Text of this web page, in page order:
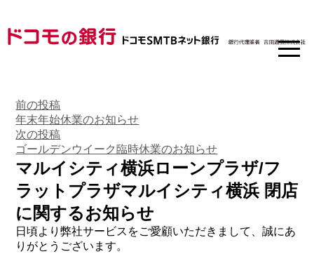
投
稿
ナ
ビ
ゲ
ー
シ
前の投稿前
の
投
稿:
年末年始休業のお知らせ
次の投稿次
の
投
稿:
ゴールデンウイーク臨時休業のお知らせ
マルイシティ横浜ローンプラザ/フ
ラットプラザマルイシティ横浜 閉店
に関するお知らせ
日頃より弊社サービスをご愛顧いただきまして、誠にあ
りがとうございます。